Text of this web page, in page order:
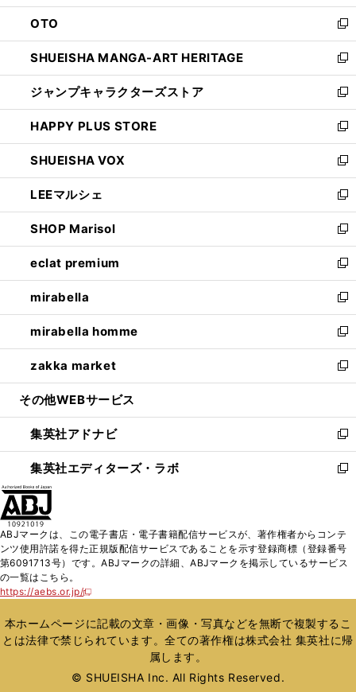
ウ
で
開
く
ン
ド
ウ
で
開
く
OTO
新
し
い
ウ
ィ
ン
ド
ウ
で
開
く
SHUEISHA MANGA-ART HERITAGE
新
し
い
ウ
ィ
ン
ド
ウ
で
開
く
ジャンプキャラクターズストア
新
し
い
ウ
ィ
ン
ド
ウ
で
開
く
HAPPY PLUS STORE
新
し
い
ウ
ィ
ン
ド
ウ
で
開
く
SHUEISHA VOX
新
し
い
ウ
ィ
ン
ド
ウ
で
開
く
LEEマルシェ
新
し
い
ウ
ィ
ン
ド
ウ
で
開
く
SHOP Marisol
新
し
い
ウ
ィ
ン
ド
ウ
で
開
eclat premium
新
し
い
ウ
ィ
ン
ド
ウ
開
く
mirabella
新
し
い
ウ
ィ
ン
ウ
で
開
く
mirabella homme
新
し
い
ウ
ン
ド
ウ
で
zakka market
新
し
ウ
ィ
ン
ド
く
その他WEBサービス
集英社アドナビ
新
し
い
ド
ウ
で
集英社エディターズ・ラボ
新
ィ
ン
ド
開
く
ABJマークは、この電子書店・電子書籍配信サービスが、著作権者からコンテ
ンツ使用許諾を得た正規版配信サービスであることを示す登録商標（登録番号
第6091713号）です。ABJマークの詳細、ABJマークを掲示しているサービス
の一覧はこちら。
https://aebs.or.jp/
新
い
ウ
ィ
ウ
本ホームページに記載の文章・画像・写真などを無断で複製するこ
とは法律で禁じられています。全ての著作権は株式会社 集英社に帰
属します。
© SHUEISHA Inc. All Rights Reserved.